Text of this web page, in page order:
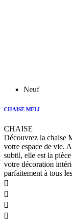
Neuf
CHAISE MELI
CHAISE
Découvrez la chaise
votre espace de vie.
subtil, elle est la
votre décoration
parfaitement à tous



